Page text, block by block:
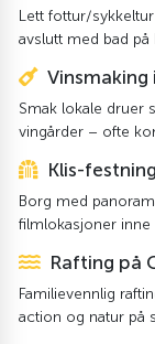
Lett fottur/
avslutt med bad på
Vinsmaking
Smak lokale druer
vingårder – ofte
Klis-
Borg med
filmlokasjoner inne
Rafting på
Familievennlig
action og natur på